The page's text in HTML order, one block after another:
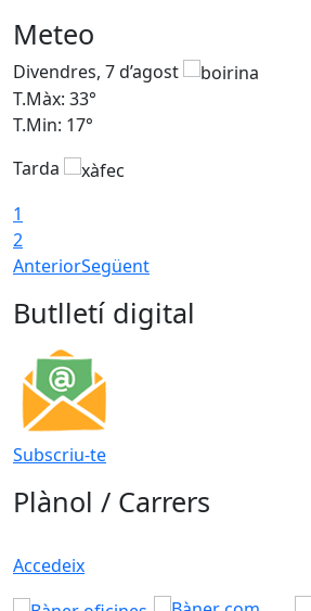
Meteo
Divendres, 7 d’agost
T.Màx: 33°
T.Min: 17°
Tarda
1
2
AnteriorSegüent
Butlletí digital
Subscriu-te
Plànol / Carrers
Accedeix